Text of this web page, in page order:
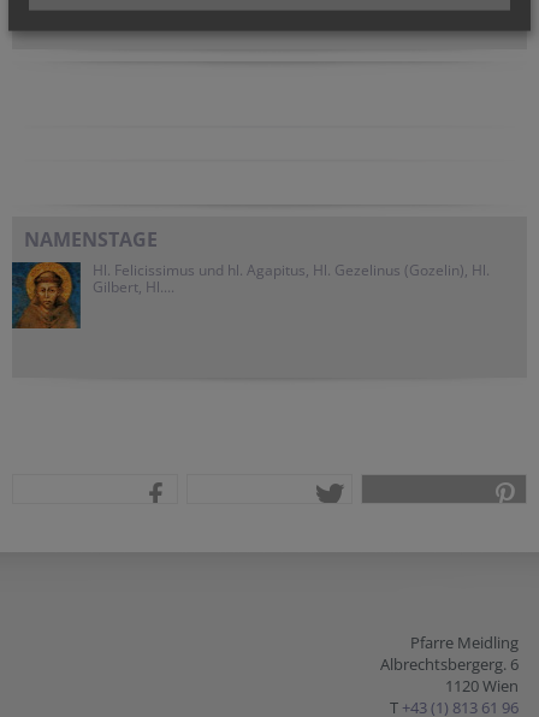
NAMENSTAGE
Hl. Felicissimus und hl. Agapitus, Hl. Gezelinus (Gozelin), Hl.
Gilbert, Hl....
Pfarre Meidling
Albrechtsbergerg. 6
1120 Wien
T +43 (1) 813 61 96